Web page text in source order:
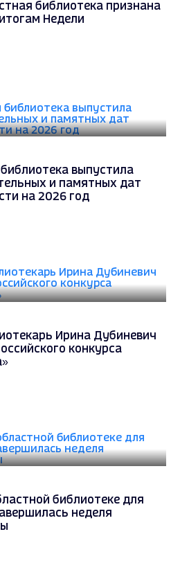
библиотека признана
Недели
выпустила
и памятных дат
на 2026 год
Ирина Дубиневич
конкурса
библиотеке для
неделя